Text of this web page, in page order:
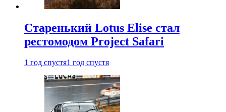
Старенький Lotus Elise стал
рестомодом Project Safari
1 год спустя1 год спустя